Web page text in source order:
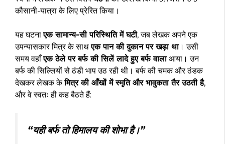
कौसानी-यात्रा के लिए प्रेरित किया।
यह घटनाएक सामान्य-सी परिस्थिति में घटी, जब लेखक अपने एक
उपन्यासकार मित्र के साथएक पान की दुकान पर खड़ा था। उसी
समय वहाँएक ठेले पर बर्फ की सिलें लादे हुए बर्फ वालाआया। उन
बर्फ की सिल्लियों से ठंडी भाप उठ रही थी। बर्फ की चमक और ठंडक
देखकर लेखक केमित्र की आँखों में स्मृति और भावुकता तैर उठती है,
और वे स्वतः ही कह बैठते हैं:
“यही बर्फ तो हिमालय की शोभा है।”